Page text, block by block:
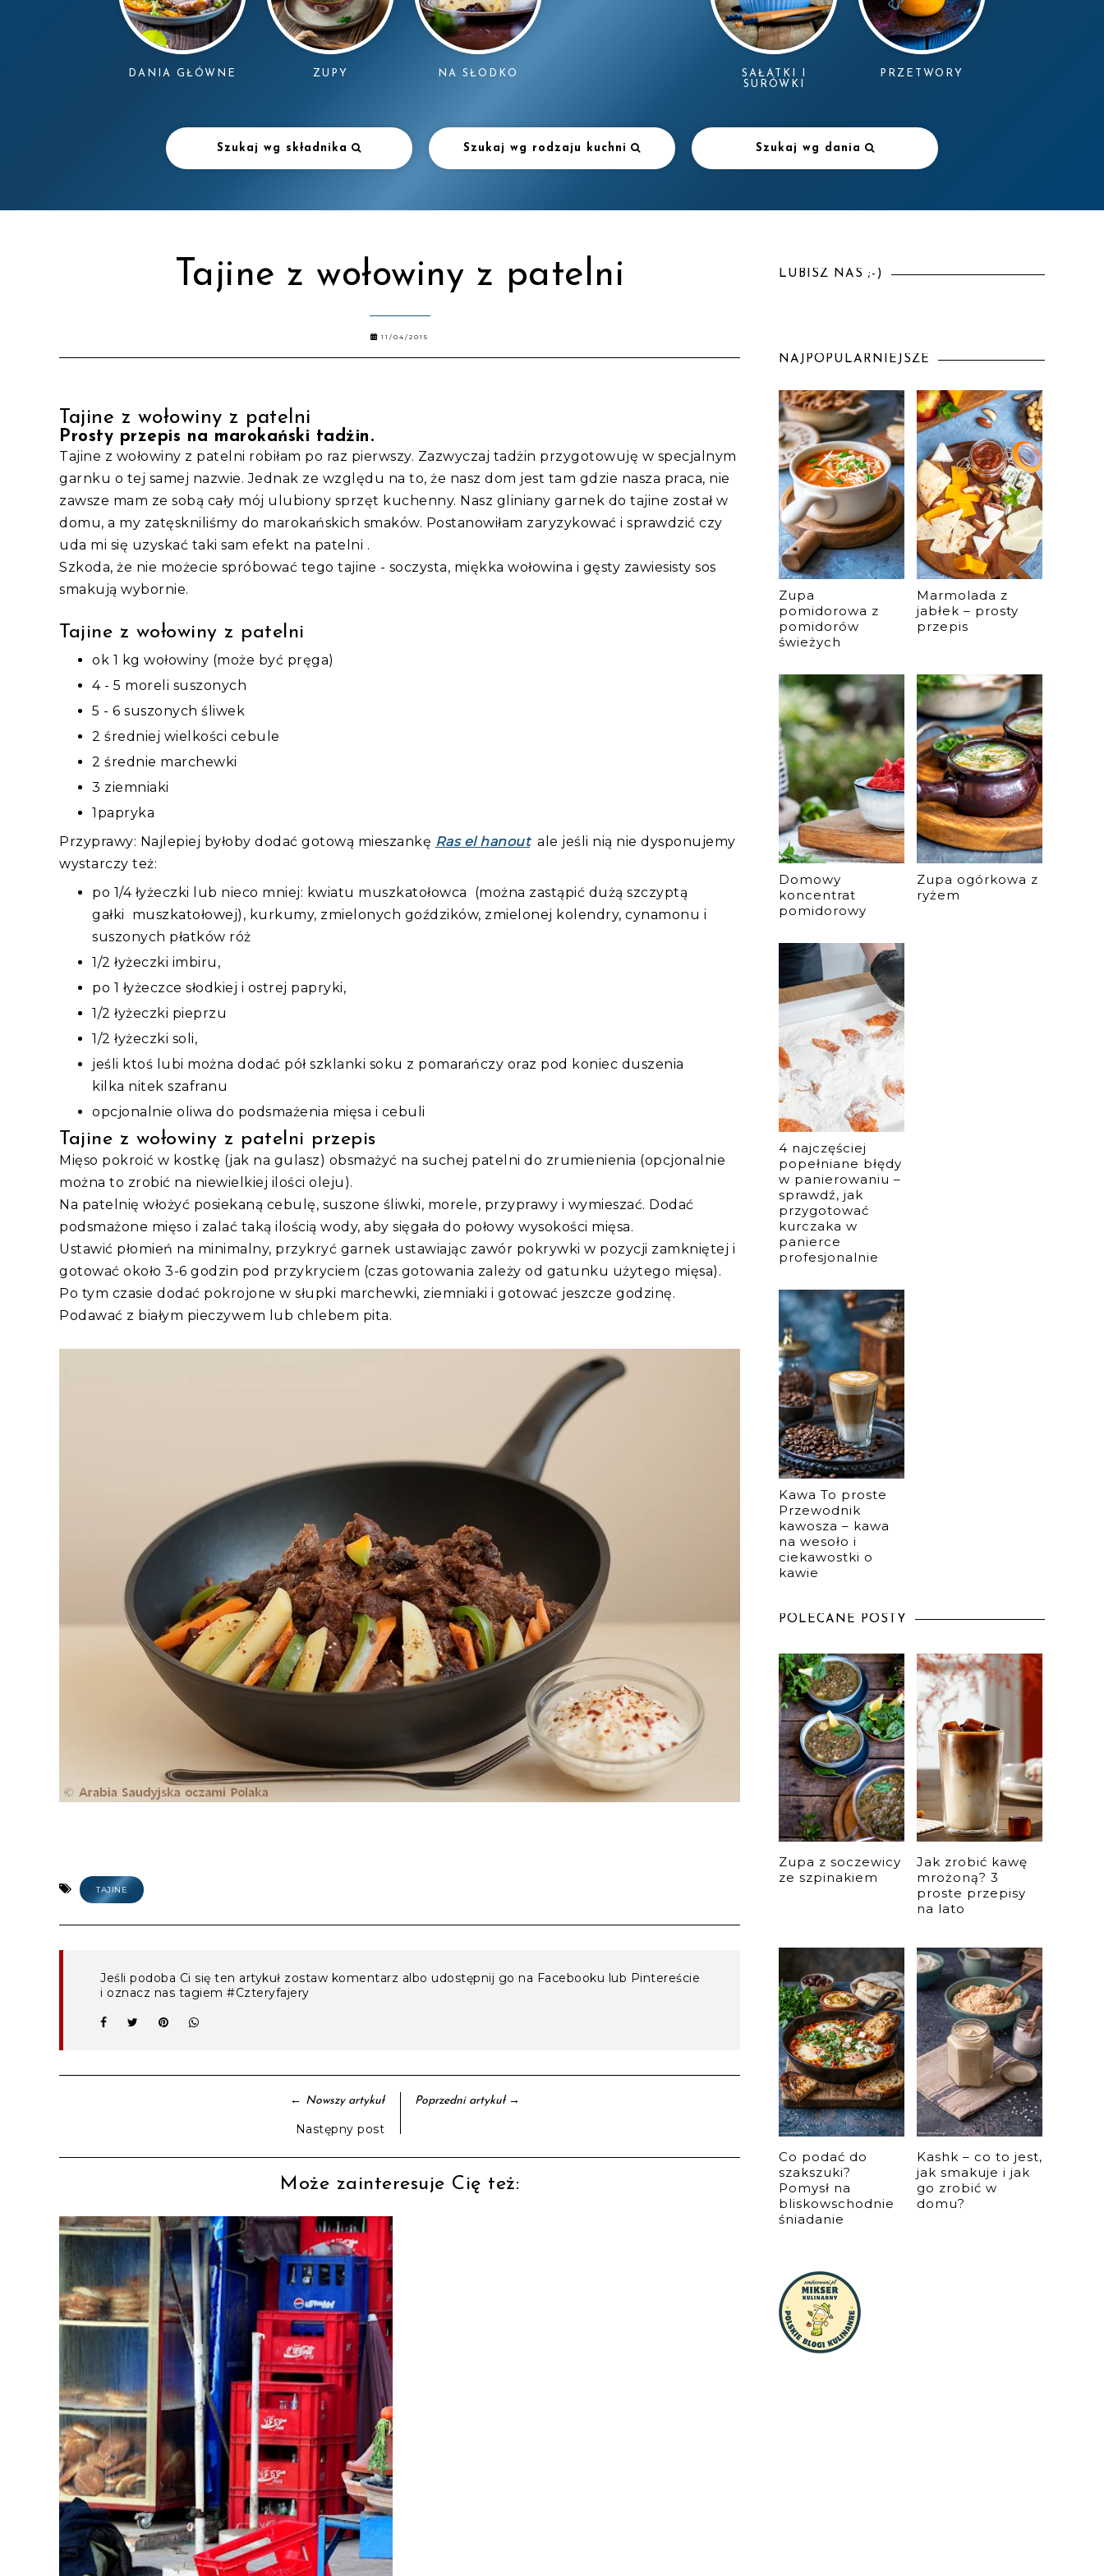
DANIA GŁÓWNE ZUPY NA SŁODKO
SAŁATKI I
SURÓWKI
PRZETWORY
Szukaj wg składnika Szukaj wg rodzaju kuchni Szukaj wg dania
Tajine z wołowiny z patelni
11/04/2015
Tajine z wołowiny z patelni
Prosty przepis na marokański tadżin.
Tajine z wołowiny z patelni robiłam po raz pierwszy. Zazwyczaj tadżin przygotowuję w specjalnym
garnku o tej samej nazwie. Jednak ze względu na to, że nasz dom jest tam gdzie nasza praca, nie
zawsze mam ze sobą cały mój ulubiony sprzęt kuchenny. Nasz gliniany garnek do tajine został w
domu, a my zatęskniliśmy do marokańskich smaków. Postanowiłam zaryzykować i sprawdzić czy
uda mi się uzyskać taki sam efekt na patelni .
Szkoda, że nie możecie spróbować tego tajine - soczysta, miękka wołowina i gęsty zawiesisty sos
smakują wybornie.
Tajine z wołowiny z patelni
ok 1 kg wołowiny (może być pręga)
4 - 5 moreli suszonych
5 - 6 suszonych śliwek
2 średniej wielkości cebule
2 średnie marchewki
3 ziemniaki
1papryka
Przyprawy: Najlepiej byłoby dodać gotową mieszankę Ras el hanoutale jeśli nią nie dysponujemy
wystarczy też:
po 1/4 łyżeczki lub nieco mniej: kwiatu muszkatołowca (można zastąpić dużą szczyptą
gałki muszkatołowej), kurkumy, zmielonych goździków, zmielonej kolendry, cynamonu i
suszonych płatków róż
1/2 łyżeczki imbiru,
po 1 łyżeczce słodkiej i ostrej papryki,
1/2 łyżeczki pieprzu
1/2 łyżeczki soli,
jeśli ktoś lubi można dodać pół szklanki soku z pomarańczy oraz pod koniec duszenia
kilka nitek szafranu
opcjonalnie oliwa do podsmażenia mięsa i cebuli
Tajine z wołowiny z patelni przepis
Mięso pokroić w kostkę (jak na gulasz) obsmażyć na suchej patelni do zrumienienia (opcjonalnie
można to zrobić na niewielkiej ilości oleju).
Na patelnię włożyć posiekaną cebulę, suszone śliwki, morele, przyprawy i wymieszać. Dodać
podsmażone mięso i zalać taką ilością wody, aby sięgała do połowy wysokości mięsa.
Ustawić płomień na minimalny, przykryć garnek ustawiając zawór pokrywki w pozycji zamkniętej i
gotować około 3-6 godzin pod przykryciem (czas gotowania zależy od gatunku użytego mięsa).
Po tym czasie dodać pokrojone w słupki marchewki, ziemniaki i gotować jeszcze godzinę.
Podawać z białym pieczywem lub chlebem pita.
TAJINE
Jeśli podoba Ci się ten artykuł zostaw komentarz albo udostępnij go na Facebooku lub Pintereście
i oznacz nas tagiem #Czteryfajery
← Nowszy artykuł
Następny post
Poprzedni artykuł→
Może zainteresuje Cię też:
LUBISZ NAS ;-)
NAJPOPULARNIEJSZE
Zupa
pomidorowa z
pomidorów
świeżych
Marmolada z
jabłek – prosty
przepis
Domowy
koncentrat
pomidorowy
Zupa ogórkowa z
ryżem
4 najczęściej
popełniane błędy
w panierowaniu –
sprawdź, jak
przygotować
kurczaka w
panierce
profesjonalnie
Kawa To proste
Przewodnik
kawosza – kawa
na wesoło i
ciekawostki o
kawie
POLECANE POSTY
Zupa z soczewicy
ze szpinakiem
Jak zrobić kawę
mrożoną? 3
proste przepisy
na lato
Co podać do
szakszuki?
Pomysł na
bliskowschodnie
śniadanie
Kashk – co to jest,
jak smakuje i jak
go zrobić w
domu?